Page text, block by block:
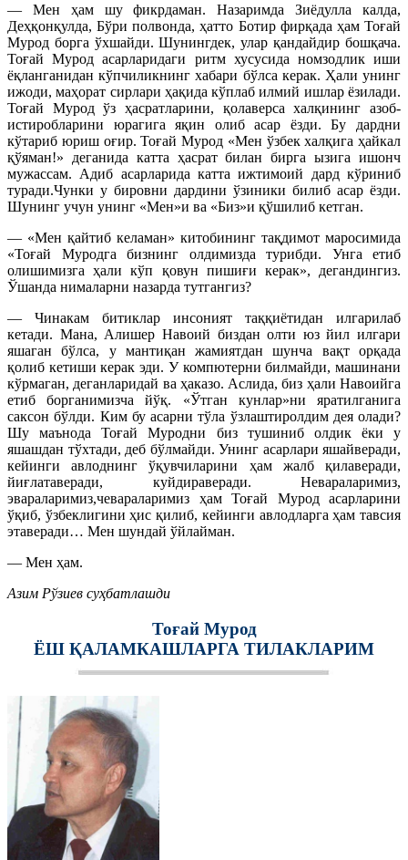
— Мен ҳам шу фикрдаман. Назаримда Зиёдулла калда,
Деҳқонқулда, Бўри полвонда, ҳатто Ботир фирқада ҳам Тоғай
Мурод борга ўхшайди. Шунингдек, улар қандайдир бошқача.
Тоғай Мурод асарларидаги ритм хусусида номзодлик иши
ёқланганидан кўпчиликнинг хабари бўлса керак. Ҳали унинг
ижоди, маҳорат сирлари ҳақида кўплаб илмий ишлар ёзилади.
Тоғай Мурод ўз ҳасратларини, қолаверса халқининг азоб-
истиробларини юрагига яқин олиб асар ёзди. Бу дардни
кўтариб юриш оғир. Тоғай Мурод «Мен ўзбек халқига ҳайкал
қўяман!» деганида катта ҳасрат билан бирга ызига ишонч
мужассам. Адиб асарларида катта ижтимоий дард кўриниб
туради.Чунки у бировни дардини ўзиники билиб асар ёзди.
Шунинг учун унинг «Мен»и ва «Биз»и қўшилиб кетган.
— «Мен қайтиб келаман» китобининг тақдимот маросимида
«Тоғай Муродга бизнинг олдимизда турибди. Унга етиб
олишимизга ҳали кўп қовун пишиғи керак», дегандингиз.
Ўшанда нималарни назарда тутгангиз?
— Чинакам битиклар инсоният таққиётидан илгарилаб
кетади. Мана, Алишер Навоий биздан олти юз йил илгари
яшаган бўлса, у мантиқан жамиятдан шунча вақт орқада
қолиб кетиши керак эди. У компютерни билмайди, машинани
кўрмаган, деганларидай ва ҳаказо. Аслида, биз ҳали Навоийга
етиб борганимизча йўқ. «Ўтган кунлар»ни яратилганига
саксон бўлди. Ким бу асарни тўла ўзлаштиролдим дея олади?
Шу маънода Тоғай Муродни биз тушиниб олдик ёки у
яшашдан тўхтади, деб бўлмайди. Унинг асарлари яшайверади,
кейинги авлоднинг ўқувчиларини ҳам жалб қилаверади,
йиғлатаверади, куйдираверади. Невараларимиз,
эвараларимиз,чевараларимиз ҳам Тоғай Мурод асарларини
ўқиб, ўзбеклигини ҳис қилиб, кейинги авлодларга ҳам тавсия
этаверади… Мен шундай ўйлайман.
— Мен ҳам.
Азим Рўзиев суҳбатлашди
Тоғай Мурод
ЁШ ҚАЛАМКАШЛАРГА ТИЛАКЛАРИМ